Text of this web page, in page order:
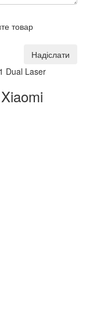
товар
Надіслати